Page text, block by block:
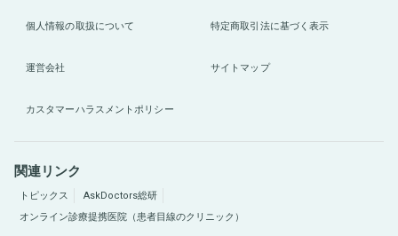
個人情報の取扱について 特定商取引法に基づく表示
運営会社 サイトマップ
カスタマーハラスメントポリシー
関連リンク
トピックス
AskDoctors総研
オンライン診療提携医院（患者目線のクリニック）